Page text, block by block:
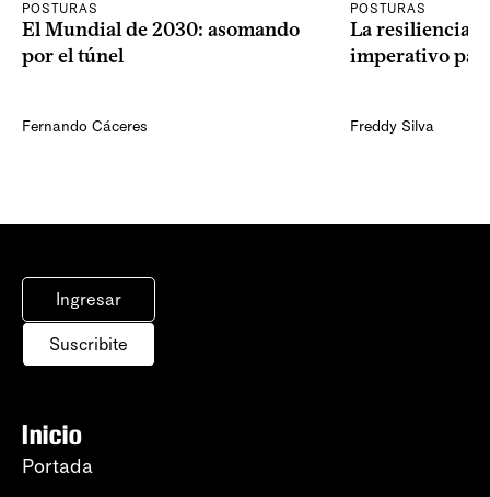
POSTURAS
El Mundial de 2030: asomando
por el túnel
Fernando Cáceres
POSTURAS
La resiliencia
imperativo
Freddy Silva
Ingresar
Suscribite
Inicio
Portada